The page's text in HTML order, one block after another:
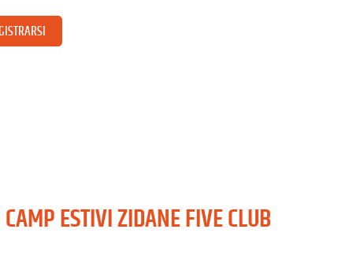
ESTIVI ZIDANE FIVE CLUB